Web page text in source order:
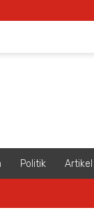
Politik Artikel